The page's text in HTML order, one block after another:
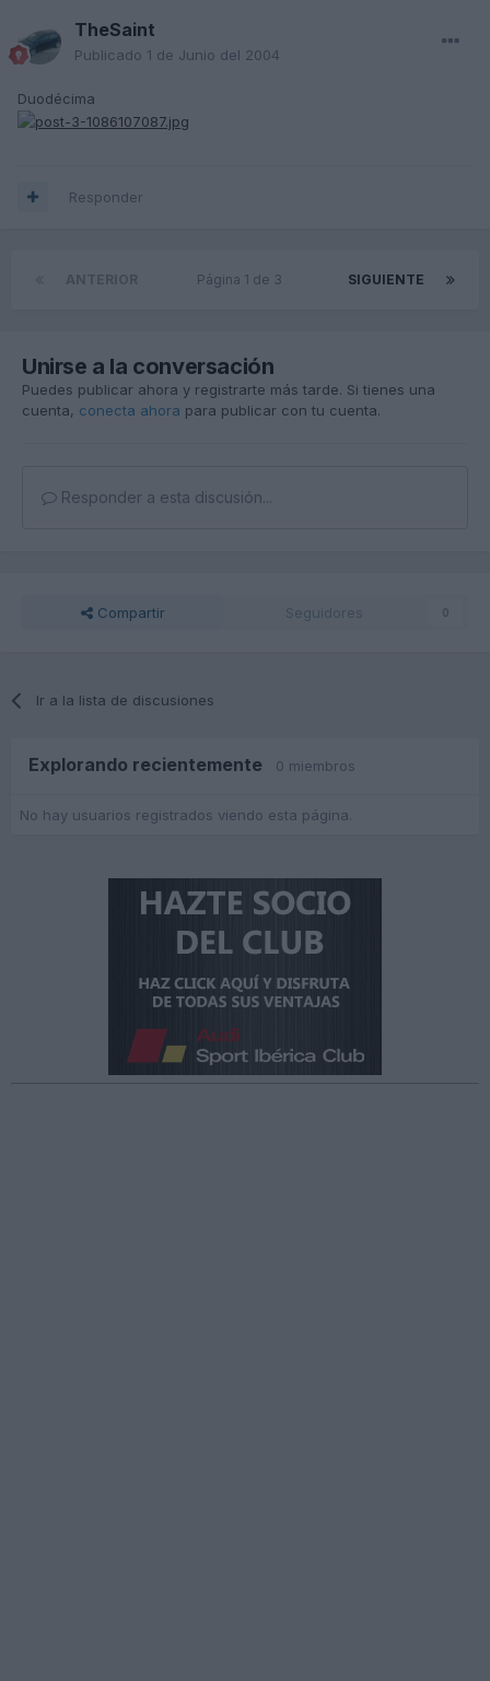
TheSaint
Publicado 1 de Junio del 2004
Duodécima
Responder
SIGUIENTE
Página 1 de 3
Unirse a la conversación
Puedes publicar ahora y registrarte más tarde. Si tienes una
cuenta, conecta ahora para publicar con tu cuenta.
Responder a esta discusión...
Compartir Seguidores 0
Ir a la lista de discusiones
Explorando recientemente 0 miembros
No hay usuarios registrados viendo esta página.